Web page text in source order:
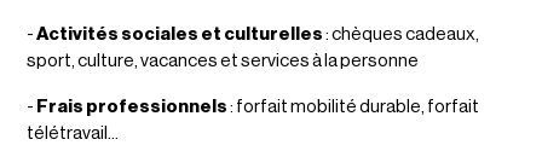
-Activités sociales et culturelles : chèques cadeaux,
sport, culture, vacances et services à la personne
- Frais professionnels: forfait mobilité durable, forfait
télétravail…